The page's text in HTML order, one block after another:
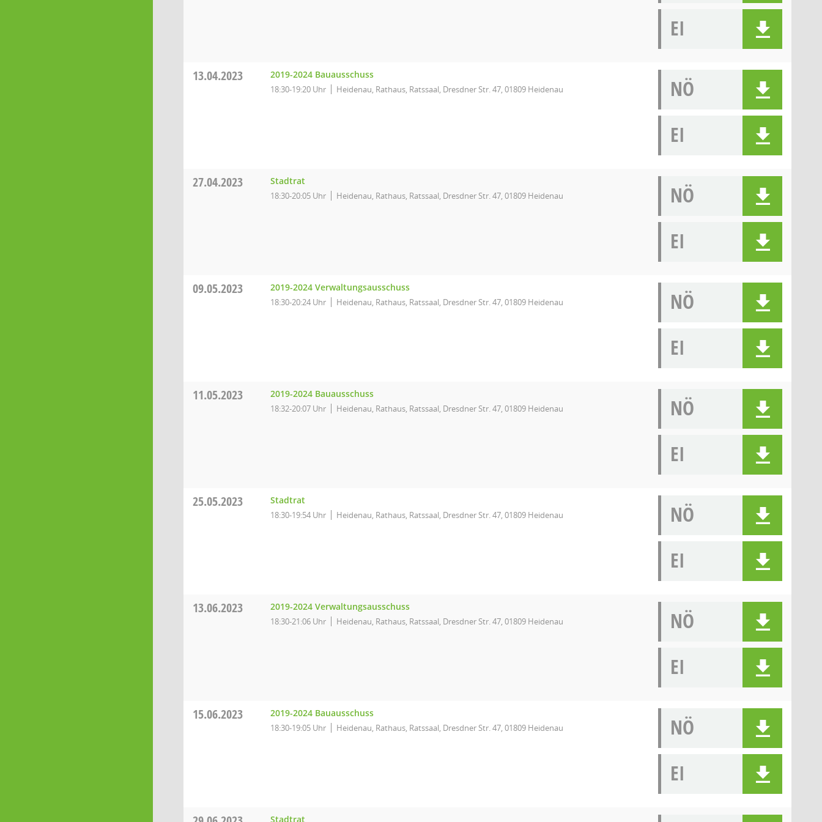
EI
13.04.2023 2019-2024 Bauausschuss
18:30-19:20 Uhr Heidenau, Rathaus, Ratssaal, Dresdner Str. 47, 01809 Heidenau
NÖ
EI
27.04.2023 Stadtrat
18:30-20:05 Uhr Heidenau, Rathaus, Ratssaal, Dresdner Str. 47, 01809 Heidenau
NÖ
EI
09.05.2023 2019-2024 Verwaltungsausschuss
18:30-20:24 Uhr Heidenau, Rathaus, Ratssaal, Dresdner Str. 47, 01809 Heidenau
NÖ
EI
11.05.2023 2019-2024 Bauausschuss
18:32-20:07 Uhr Heidenau, Rathaus, Ratssaal, Dresdner Str. 47, 01809 Heidenau
NÖ
EI
25.05.2023 Stadtrat
18:30-19:54 Uhr Heidenau, Rathaus, Ratssaal, Dresdner Str. 47, 01809 Heidenau
NÖ
EI
13.06.2023 2019-2024 Verwaltungsausschuss
18:30-21:06 Uhr Heidenau, Rathaus, Ratssaal, Dresdner Str. 47, 01809 Heidenau
NÖ
EI
15.06.2023 2019-2024 Bauausschuss
18:30-19:05 Uhr Heidenau, Rathaus, Ratssaal, Dresdner Str. 47, 01809 Heidenau
NÖ
EI
Stadtrat